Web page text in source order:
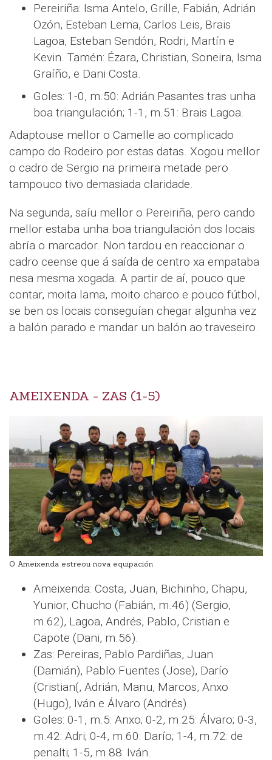
Pereiriña: Isma Antelo, Grille, Fabián, Adrián
Ozón, Esteban Lema, Carlos Leis, Brais
Lagoa, Esteban Sendón, Rodri, Martín e
Kevin. Tamén: Ézara, Christian, Soneira, Isma
Graíño, e Dani Costa.
Goles: 1-0, m.50: Adrián Pasantes tras unha
boa triangulación; 1-1, m.51: Brais Lagoa.
Adaptouse mellor o Camelle ao complicado
campo do Rodeiro por estas datas. Xogou mellor
o cadro de Sergio na primeira metade pero
tampouco tivo demasiada claridade.
Na segunda, saíu mellor o Pereiriña, pero cando
mellor estaba unha boa triangulación dos locais
abría o marcador. Non tardou en reaccionar o
cadro ceense que á saída de centro xa empataba
nesa mesma xogada. A partir de aí, pouco que
contar, moita lama, moito charco e pouco fútbol,
se ben os locais conseguían chegar algunha vez
a balón parado e mandar un balón ao traveseiro.
AMEIXENDA - ZAS (1-5)
O Ameixenda estreou nova equipación
Ameixenda: Costa, Juan, Bichinho, Chapu,
Yunior, Chucho (Fabián, m.46) (Sergio,
m.62), Lagoa, Andrés, Pablo, Cristian e
Capote (Dani, m.56).
Zas: Pereiras, Pablo Pardiñas, Juan
(Damián), Pablo Fuentes (Jose), Darío
(Cristian(, Adrián, Manu, Marcos, Anxo
(Hugo), Iván e Álvaro (Andrés).
Goles: 0-1, m.5: Anxo; 0-2, m.25: Álvaro; 0-3,
m.42: Adri; 0-4, m.60: Darío; 1-4, m.72: de
penalti; 1-5, m.88: Iván.